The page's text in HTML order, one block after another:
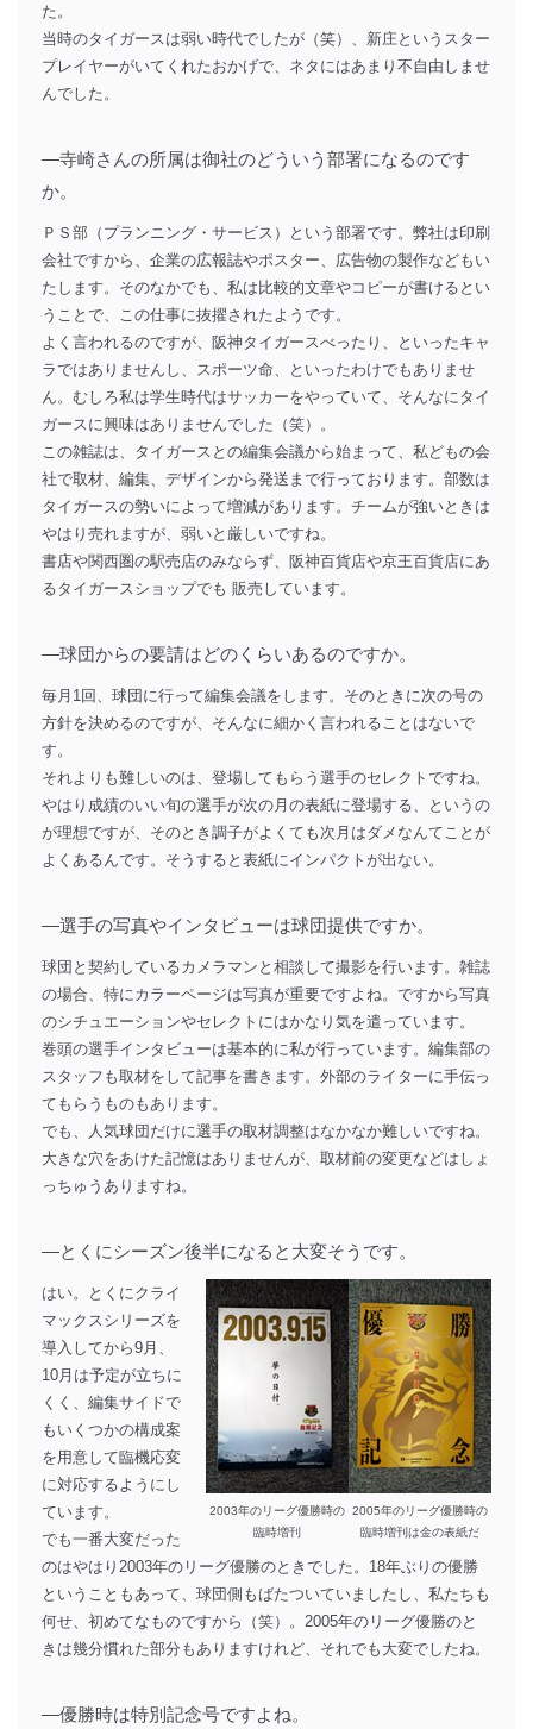
た。
当時のタイガースは弱い時代でしたが（笑）、新庄というスター
プレイヤーがいてくれたおかげで、ネタにはあまり不自由しませ
んでした。
―寺崎さんの所属は御社のどういう部署になるのです
か。
ＰＳ部（プランニング・サービス）という部署です。弊社は印刷
会社ですから、企業の広報誌やポスター、広告物の製作などもい
たします。そのなかでも、私は比較的文章やコピーが書けるとい
うことで、この仕事に抜擢されたようです。
よく言われるのですが、阪神タイガースべったり、といったキャ
ラではありませんし、スポーツ命、といったわけでもありませ
ん。むしろ私は学生時代はサッカーをやっていて、そんなにタイ
ガースに興味はありませんでした（笑）。
この雑誌は、タイガースとの編集会議から始まって、私どもの会
社で取材、編集、デザインから発送まで行っております。部数は
タイガースの勢いによって増減があります。チームが強いときは
やはり売れますが、弱いと厳しいですね。
書店や関西圏の駅売店のみならず、阪神百貨店や京王百貨店にあ
るタイガースショップでも 販売しています。
―球団からの要請はどのくらいあるのですか。
毎月1回、球団に行って編集会議をします。そのときに次の号の
方針を決めるのですが、そんなに細かく言われることはないで
す。
それよりも難しいのは、登場してもらう選手のセレクトですね。
やはり成績のいい旬の選手が次の月の表紙に登場する、というの
が理想ですが、そのとき調子がよくても次月はダメなんてことが
よくあるんです。そうすると表紙にインパクトが出ない。
―選手の写真やインタビューは球団提供ですか。
球団と契約しているカメラマンと相談して撮影を行います。雑誌
の場合、特にカラーページは写真が重要ですよね。ですから写真
のシチュエーションやセレクトにはかなり気を遣っています。
巻頭の選手インタビューは基本的に私が行っています。編集部の
スタッフも取材をして記事を書きます。外部のライターに手伝っ
てもらうものもあります。
でも、人気球団だけに選手の取材調整はなかなか難しいですね。
大きな穴をあけた記憶はありませんが、取材前の変更などはしょ
っちゅうありますね。
―とくにシーズン後半になると大変そうです。
2003年のリーグ優勝時の
臨時増刊
2005年のリーグ優勝時の
臨時増刊は金の表紙だ
はい。とくにクライ
マックスシリーズを
導入してから9月、
10月は予定が立ちに
くく、編集サイドで
もいくつかの構成案
を用意して臨機応変
に対応するようにし
ています。
でも一番大変だった
のはやはり2003年のリーグ優勝のときでした。18年ぶりの優勝
ということもあって、球団側もばたついていましたし、私たちも
何せ、初めてなものですから（笑）。2005年のリーグ優勝のと
きは幾分慣れた部分もありますけれど、それでも大変でしたね。
―優勝時は特別記念号ですよね。